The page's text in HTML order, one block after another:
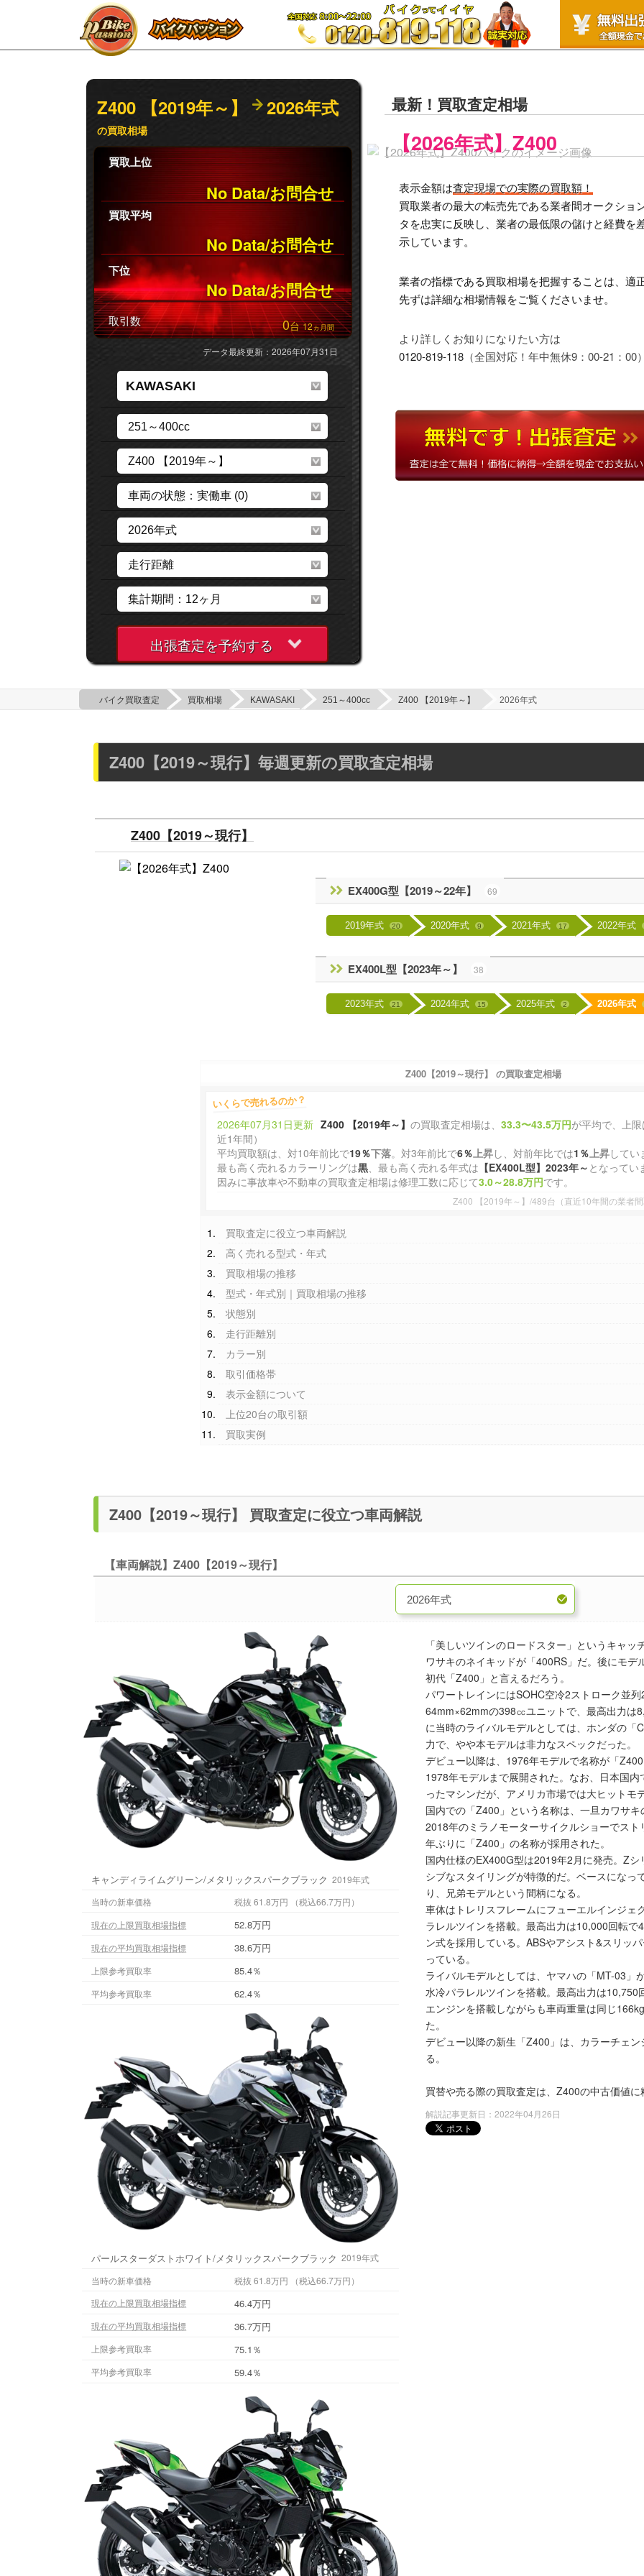
最新！買取査定相場
【2026年式】Z400
表示金額は査定現場での実際の買取額！
買取業者の最大の転売先である業者間オークショ
タを忠実に反映し、業者の最低限の儲けと経費を
示しています。
業者の指標である買取相場を把握することは、適
先ずは詳細な相場情報をご覧くださいませ。
より詳しくお知りになりたい方は
0120-819-118（全国対応！年中無休9：00-21：00
Z400 【2019年～】 2026年式
の買取相場
買取上位
No Data/お問合せ
買取平均
No Data/お問合せ
下位
No Data/お問合せ
取引数 0台12ヵ月間
データ最終更新：2026年07月31日
出張査定を予約する
バイク買取査定 買取相場 KAWASAKI 251～400cc Z400 【2019年～】 2026年式
Z400【2019～現行】毎週更新の買取査定相場
Z400【2019～現行】
EX400G型【2019～22年】 69
2019年式 20 2020年式 9 2021年式 17 2022年式
EX400L型【2023年～】 38
2023年式 21 2024年式 15 2025年式 2 2026年式
Z400【2019～現行】 の買取査定相場
いくらで売れるのか？
2026年07月31日更新 Z400 【2019年～】の買取査定相場は、33.3〜43.5万円が平均で、上
近1年間）
平均買取額は、対10年前比で19％下落。対3年前比で6％上昇し、対前年比では1％上昇してい
最も高く売れるカラーリングは黒、最も高く売れる年式は 【EX400L型】2023年～ となってい
因みに事故車や不動車の買取査定相場は修理工数に応じて3.0～28.8万円です。
Z400 【2019年～】/489台（直近10年間の業者
買取査定に役立つ車両解説
高く売れる型式・年式
買取相場の推移
型式・年式別｜買取相場の推移
状態別
走行距離別
カラー別
取引価格帯
表示金額について
上位20台の取引額
買取実例
Z400【2019～現行】 買取査定に役立つ車両解説
【車両解説】Z400【2019～現行】
キャンディライムグリーン/メタリックスパークブラック 2019年式
当時の新車価格
税抜 61.8万円 （税込66.7万円）
現在の上限買取相場指標
52.8万円
現在の平均買取相場指標 38.6万円
上限参考買取率 85.4％
平均参考買取率 62.4％
パールスターダストホワイト/メタリックスパークブラック 2019年式
当時の新車価格
税抜 61.8万円 （税込66.7万円）
現在の上限買取相場指標
46.4万円
現在の平均買取相場指標 36.7万円
上限参考買取率 75.1％
平均参考買取率 59.4％
「美しいツインのロードスター」というキャ
ワサキのネイキッドが「400RS」だ。後にモ
初代「Z400」と言えるだろう。
パワートレインにはSOHC空冷2ストローク並
64mm×62mmの398㏄ユニットで、最高出力は
に当時のライバルモデルとしては、ホンダの
力で、やや本モデルは非力なスペックだった。
デビュー以降は、1976年モデルで名称が「
1978年モデルまで展開された。なお、日本国
ったマシンだが、アメリカ市場では大ヒットモ
国内での「Z400」という名称は、一旦カワサ
2018年のミラノモーターサイクルショーでス
年ぶりに「Z400」の名称が採用された。
国内仕様のEX400G型は2019年2月に発売。Z
シブなスタイリングが特徴的だ。ベースにな
り、兄弟モデルという間柄になる。
車体はトレリスフレームにフューエルインジ
ラレルツインを搭載。最高出力は10,000回転
ン式を採用している。ABSやアシスト&スリッ
っている。
ライバルモデルとしては、ヤマハの「MT-03
水冷パラレルツインを搭載。最高出力は
エンジンを搭載しながらも車両重量は同じ
た。
デビュー以降の新生「Z400」は、カラーチェ
る。
買替や売る際の買取査定は、Z400の中古価値
解説記事更新日：2022年04月26日